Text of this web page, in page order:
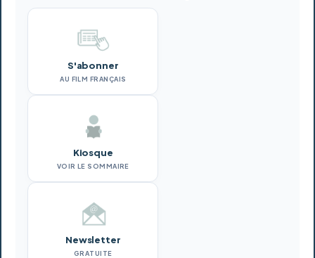
S'abonner
AU FILM FRANÇAIS
Kiosque
VOIR LE SOMMAIRE
Newsletter
GRATUITE